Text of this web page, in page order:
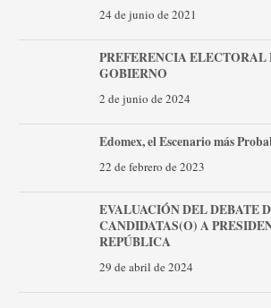
24 de junio de 2021
PREFERENCIA ELECTORAL
GOBIERNO
2 de junio de 2024
Edomex, el Escenario más
22 de febrero de 2023
EVALUACIÓN DEL DEBATE
CANDIDATAS(O) A
REPÚBLICA
29 de abril de 2024